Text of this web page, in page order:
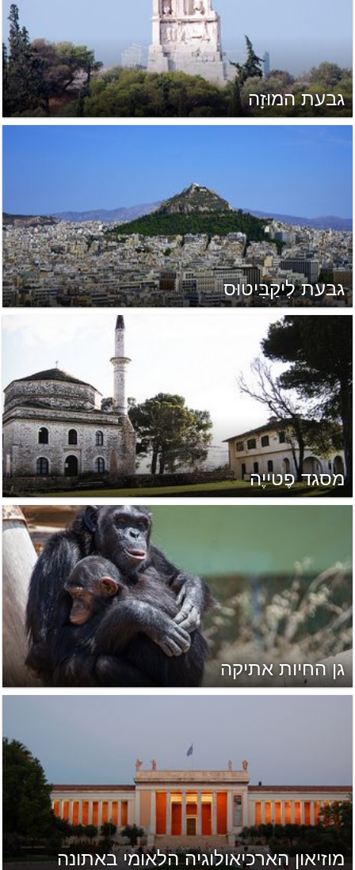
גבעת המוּזָה
גבעת לִיקַבִּיטוּס
מסגד פֶטייֶה
גן החיות אתיקה
מוזיאון הארכיאולוגיה הלאומי באתונה